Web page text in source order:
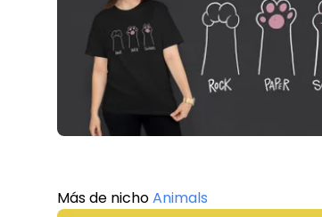
Más de nichoAnimals